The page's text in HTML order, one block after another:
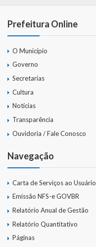
Prefeitura Online
O Município
Governo
Secretarias
Cultura
Notícias
Transparência
Ouvidoria / Fale Conosco
Navegação
Carta de Serviços ao Usuário
Emissão NFS-e GOVBR
Relatório Anual de Gestão
Relatório Quantitativo
Páginas